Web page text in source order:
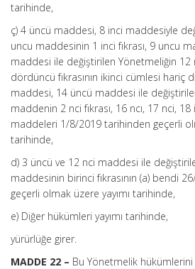
tarihinde,
ç) 4 üncü maddesi, 8 inci maddesiyle
uncu maddesinin 1 inci fıkrası, 9 uncu
maddesi ile değiştirilen Yönetmeliğin 12
dördüncü fıkrasının ikinci cümlesi hariç
maddesi, 14 üncü maddesi ile
maddenin 2 nci fıkrası, 16 ncı, 17 nci,
maddeleri 1/8/2019 tarihinden geçerli
tarihinde,
d) 3 üncü ve 12 nci maddesi ile
maddesinin birinci fıkrasının (a) bendi
geçerli olmak üzere yayımı tarihinde,
e) Diğer hükümleri yayımı tarihinde,
yürürlüğe girer.
MADDE 22 – Bu Yönetmelik hükümlerini